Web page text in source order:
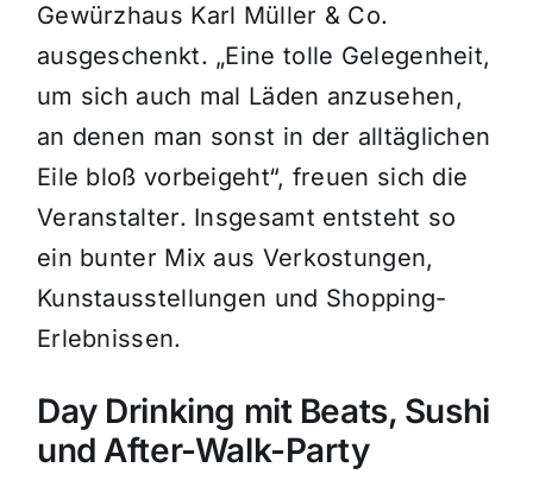
Gewürzhaus Karl Müller & Co.
ausgeschenkt. „Eine tolle Gelegenheit,
um sich auch mal Läden anzusehen,
an denen man sonst in der alltäglichen
Eile bloß vorbeigeht“, freuen sich die
Veranstalter. Insgesamt entsteht so
ein bunter Mix aus Verkostungen,
Kunstausstellungen und Shopping-
Erlebnissen.
Day Drinking mit Beats, Sushi
und After-Walk-Party